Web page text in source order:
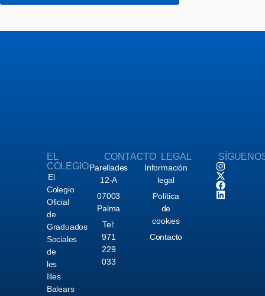
EL
COLEGIO
El
Colegio
Oficial
de
Graduados
Sociales
de
les
Illes
Balears
CONTACTO
Parellades
12-A
07003
Palma
Tel:
971
229
033
LEGAL
Información
legal
Política
de
cookies
Contacto